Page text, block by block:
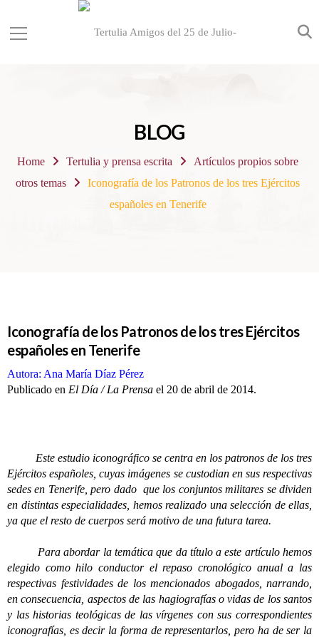
BLOG
Home Tertulia y prensa escrita
Artículos propios sobre
otros temas
Iconografía de los Patronos de los tres Ejércitos
españoles en Tenerife
Iconografía de los Patronos de los tres Ejércitos
españoles en Tenerife
Autora: Ana María Díaz Pérez
Publicado en El Día / La Prensa el 20 de abril de 2014.
Este estudio iconográfico se centra en los patronos de los tres
Ejércitos españoles, cuyas imágenes se custodian en sus respectivas
sedes en Tenerife, pero dado que los conjuntos militares se dividen
en distintas especialidades, hemos realizado una selección de ellas,
ya que el resto de cuerpos será motivo de una futura tarea.
Para abordar la temática que da título a este artículo hemos
elegido como hilo conductor el repaso cronológico anual a las
respectivas festividades de los mencionados abogados, narrando,
en consecuencia, aspectos de las hagiografías o vidas de los santos
y las historias teológicas de las vírgenes con sus correspondientes
iconografías, es decir la forma de representarlos, pero ha de ser la